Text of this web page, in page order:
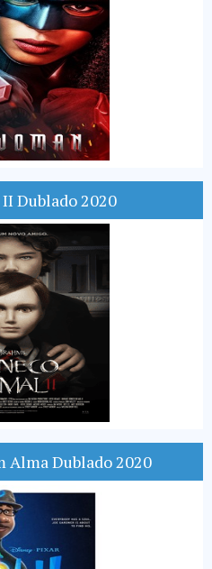
Dublado 2020
Alma Dublado 2020